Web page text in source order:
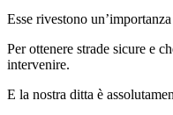
Esse rivestono
Per ottenere strade sicure e
intervenire.
E la nostra ditta è